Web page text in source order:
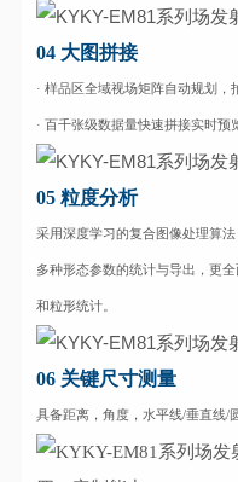
04 大图拼接
· 样品区全域视场矩阵自动规划，
· 百千张级数据量快速拼接实时预
05 粒度分析
采用深度学习的复合图像处理算
多种形态参数的统计与导出，更
和粒形统计。
06 关键尺寸测量
具备距离，角度，水平线/垂直线/